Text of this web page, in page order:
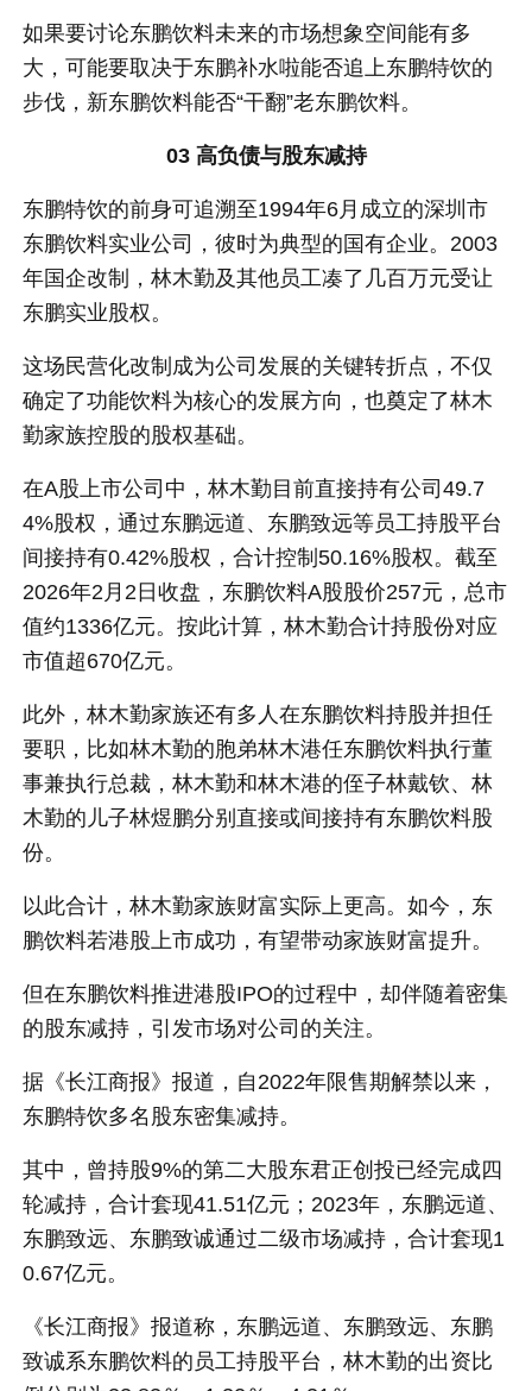
如果要讨论东鹏饮料未来的市场想象空间能有多
大，可能要取决于东鹏补水啦能否追上东鹏特饮的
步伐，新东鹏饮料能否“干翻”老东鹏饮料。
03 高负债与股东减持
东鹏特饮的前身可追溯至1994年6月成立的深圳市
东鹏饮料实业公司，彼时为典型的国有企业。2003
年国企改制，林木勤及其他员工凑了几百万元受让
东鹏实业股权。
这场民营化改制成为公司发展的关键转折点，不仅
确定了功能饮料为核心的发展方向，也奠定了林木
勤家族控股的股权基础。
在A股上市公司中，林木勤目前直接持有公司49.7
4%股权，通过东鹏远道、东鹏致远等员工持股平台
间接持有0.42%股权，合计控制50.16%股权。截至
2026年2月2日收盘，东鹏饮料A股股价257元，总市
值约1336亿元。按此计算，林木勤合计持股份对应
市值超670亿元。
此外，林木勤家族还有多人在东鹏饮料持股并担任
要职，比如林木勤的胞弟林木港任东鹏饮料执行董
事兼执行总裁，林木勤和林木港的侄子林戴钦、林
木勤的儿子林煜鹏分别直接或间接持有东鹏饮料股
份。
以此合计，林木勤家族财富实际上更高。如今，东
鹏饮料若港股上市成功，有望带动家族财富提升。
但在东鹏饮料推进港股IPO的过程中，却伴随着密集
的股东减持，引发市场对公司的关注。
据《长江商报》报道，自2022年限售期解禁以来，
东鹏特饮多名股东密集减持。
其中，曾持股9%的第二大股东君正创投已经完成四
轮减持，合计套现41.51亿元；2023年，东鹏远道、
东鹏致远、东鹏致诚通过二级市场减持，合计套现1
0.67亿元。
《长江商报》报道称，东鹏远道、东鹏致远、东鹏
致诚系东鹏饮料的员工持股平台，林木勤的出资比